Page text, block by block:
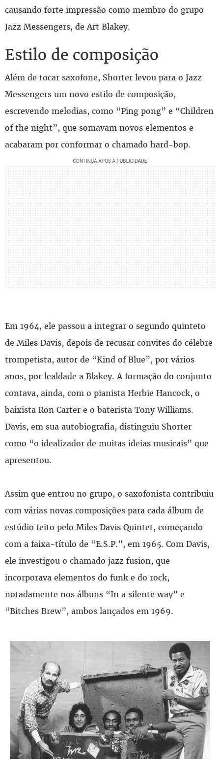
causando forte impressão como membro do grupo
Jazz Messengers, de Art Blakey.
Estilo de composição
Além de tocar saxofone, Shorter levou para o Jazz
Messengers um novo estilo de composição,
escrevendo melodias, como “Ping pong” e “Children
of the night”, que somavam novos elementos e
acabaram por conformar o chamado hard-bop.
Em 1964, ele passou a integrar o segundo quinteto
de Miles Davis, depois de recusar convites do célebre
trompetista, autor de “Kind of Blue”, por vários
anos, por lealdade a Blakey. A formação do conjunto
contava, ainda, com o pianista Herbie Hancock, o
baixista Ron Carter e o baterista Tony Williams.
Davis, em sua autobiografia, distinguiu Shorter
como “o idealizador de muitas ideias musicais” que
apresentou.
Assim que entrou no grupo, o saxofonista contribuiu
com várias novas composições para cada álbum de
estúdio feito pelo Miles Davis Quintet, começando
com a faixa-título de “E.S.P.”, em 1965. Com Davis,
ele investigou o chamado jazz fusion, que
incorporava elementos do funk e do rock,
notadamente nos álbuns “In a silente way” e
“Bitches Brew”, ambos lançados em 1969.